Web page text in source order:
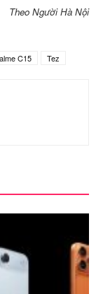
Theo Người Hà Nội
C15 Tez